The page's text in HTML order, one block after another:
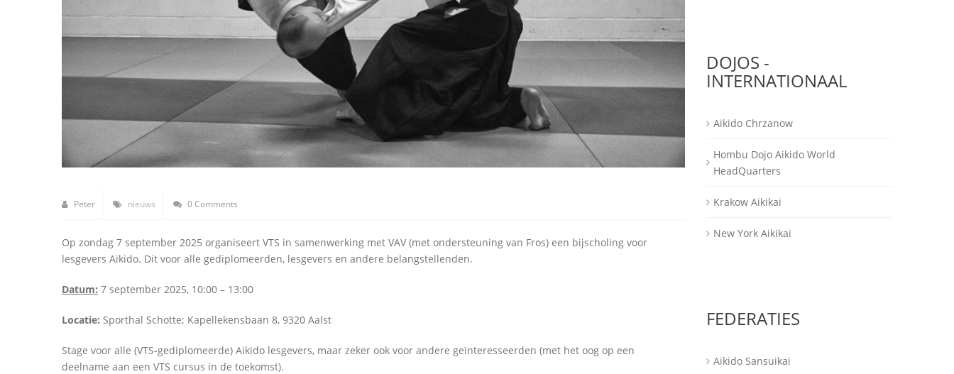
Peter nieuws 0 Comments
Op zondag 7 september 2025 organiseert VTS in samenwerking met VAV (met ondersteuning van Fros) een bijscholing voor
lesgevers Aikido. Dit voor alle gediplomeerden, lesgevers en andere belangstellenden.
Datum: 7 september 2025, 10:00 – 13:00
Locatie: Sporthal Schotte; Kapellekensbaan 8, 9320 Aalst
Stage voor alle (VTS-gediplomeerde) Aikido lesgevers, maar zeker ook voor andere geïnteresseerden (met het oog op een
deelname aan een VTS cursus in de toekomst).
DOJOS -
INTERNATIONAAL
Aikido Chrzanow
Hombu Dojo Aikido World
HeadQuarters
Krakow Aikikai
New York Aikikai
FEDERATIES
Aikido Sansuikai